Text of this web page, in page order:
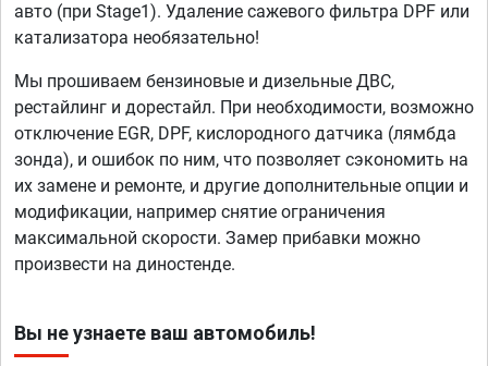
авто (при Stage1). Удаление сажевого фильтра DPF или
катализатора необязательно!
Мы прошиваем бензиновые и дизельные ДВС,
рестайлинг и дорестайл. При необходимости, возможно
отключение EGR, DPF, кислородного датчика (лямбда
зонда), и ошибок по ним, что позволяет сэкономить на
их замене и ремонте, и другие дополнительные опции и
модификации, например снятие ограничения
максимальной скорости. Замер прибавки можно
произвести на диностенде.
Вы не узнаете ваш автомобиль!